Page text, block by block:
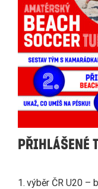
PŘIHLÁŠENÉ
1. výběr ČR U20 –